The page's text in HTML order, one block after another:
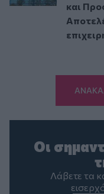
και
Οι
Λάβετε τα